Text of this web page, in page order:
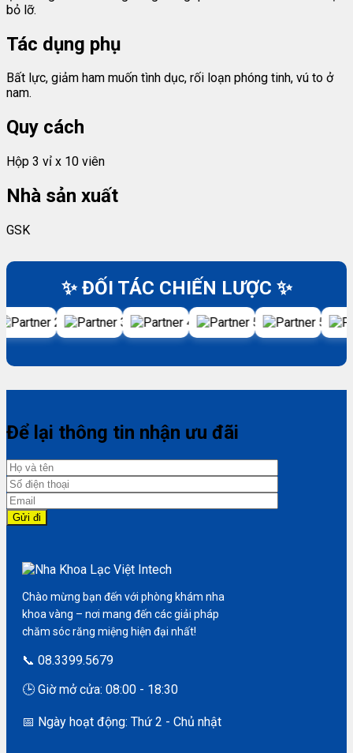
bỏ lỡ.
Tác dụng phụ
Bất lực, giảm ham muốn tình dục, rối loạn phóng tinh, vú to ở
nam.
Quy cách
Hộp 3 vỉ x 10 viên
Nhà sản xuất
GSK
✨ ĐỐI TÁC CHIẾN LƯỢC ✨
Để lại thông tin nhận ưu đãi
Chào mừng bạn đến với phòng khám nha
khoa vàng – nơi mang đến các giải pháp
chăm sóc răng miệng hiện đại nhất!
📞 08.3399.5679
🕒 Giờ mở cửa: 08:00 - 18:30
📅 Ngày hoạt động: Thứ 2 - Chủ nhật